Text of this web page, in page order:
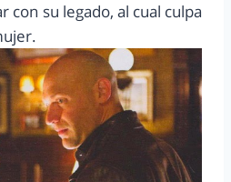
con su legado, al cual culpa